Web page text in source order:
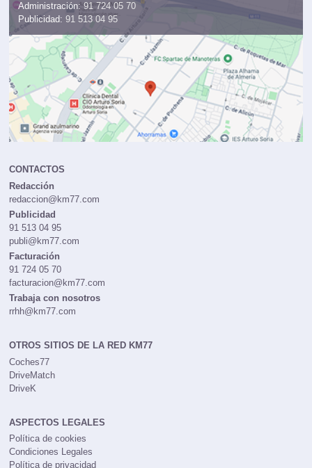
Administración: 91 724 05 70
Publicidad: 91 513 04 95
CONTACTOS
Redacción
redaccion@km77.com
Publicidad
91 513 04 95
publi@km77.com
Facturación
91 724 05 70
facturacion@km77.com
Trabaja con nosotros
rrhh@km77.com
OTROS SITIOS DE LA RED KM77
Coches77
DriveMatch
DriveK
ASPECTOS LEGALES
Política de cookies
Condiciones Legales
Política de privacidad